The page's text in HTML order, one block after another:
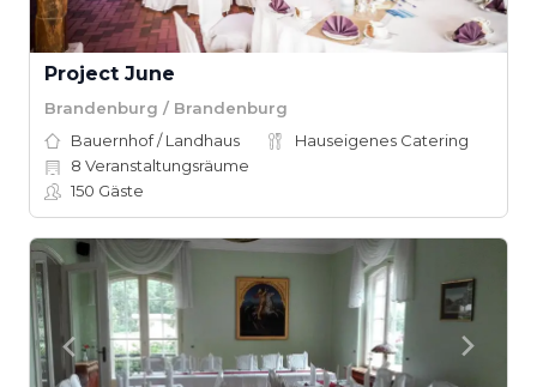
Project June
Brandenburg / Brandenburg
Bauernhof / Landhaus
Hauseigenes Catering
8 Veranstaltungsräume
150 Gäste